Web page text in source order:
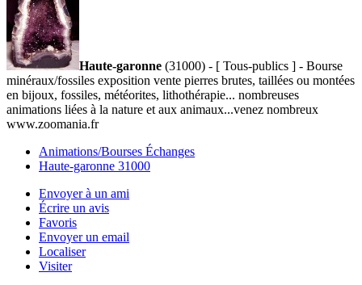
Haute-garonne (31000) - [ Tous-publics ] - Bourse
minéraux/fossiles exposition vente pierres brutes, taillées ou montées
en bijoux, fossiles, météorites, lithothérapie... nombreuses
animations liées à la nature et aux animaux...venez nombreux
www.zoomania.fr
Animations/Bourses Échanges
Haute-garonne 31000
Envoyer à un ami
Écrire un avis
Favoris
Envoyer un email
Localiser
Visiter